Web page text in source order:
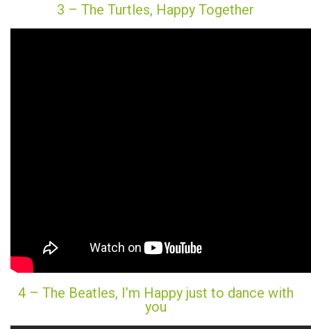
3 – The Turtles, Happy Together
4 – The Beatles, I’m Happy just to dance with
you